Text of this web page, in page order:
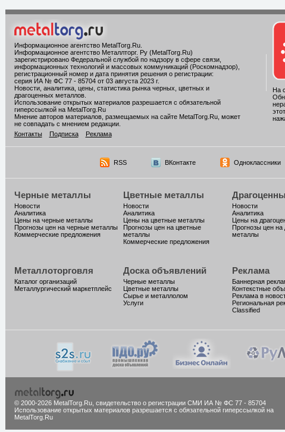
Информационное агентство MetalTorg.Ru.
Информационное агентство Металлторг. Ру (MetalTorg.Ru)
зарегистрировано Федеральной службой по надзору в сфере связи,
информационных технологий и массовых коммуникаций (Роскомнадзор),
регистрационный номер и дата принятия решения о регистрации:
серия ИА № ФС 77 - 85704 от 03 августа 2023 г.
Новости, аналитика, цены, статистика рынка черных, цветных и
драгоценных металлов.
Использование открытых материалов разрешается с обязательной
гиперссылкой на MetalTorg.Ru
Мнение авторов материалов, размещаемых на сайте MetalTorg.Ru, может
не совпадать с мнением редакции.
Контакты
Подписка Реклама
На
RSS ВКонтакте Одноклассники
Черные металлы
Новости
Аналитика
Цены на черные металлы
Прогнозы цен на черные металлы
Коммерческие предложения
Цветные металлы
Новости
Аналитика
Цены на цветные металлы
Прогнозы цен на цветные
металлы
Коммерческие предложения
Новости
Аналитика
Цены на
Прогнозы цен на
металлы
Металлоторговля
Каталог организаций
Металлургический маркетплейс
Доска объявлений
Черные металлы
Цветные металлы
Сырье и металлолом
Услуги
Реклама
Баннерная
Контекстные
Реклама в
Региональная
Classified
© 2000-2026 MetalTorg.Ru, cвидетельство о регистрации СМИ ИА № ФС 77 - 85704
Использование открытых материалов разрешается с обязательной гиперссылкой на
MetalTorg.Ru